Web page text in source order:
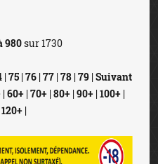
980sur 1730
| 75| 76| 77| 78| 79| Suivant
| 60+| 70+| 80+| 90+| 100+|
120+|